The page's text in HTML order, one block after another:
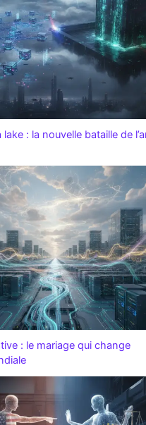
: la nouvelle bataille de
: le mariage qui change